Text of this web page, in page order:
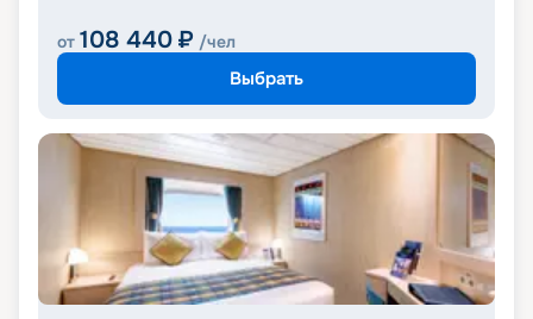
от 108 440 ₽ /чел
Выбрать